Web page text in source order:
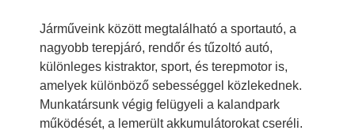
Járműveink között megtalálható a sportautó, a
nagyobb terepjáró, rendőr és tűzoltó autó,
különleges kistraktor, sport, és terepmotor is,
amelyek különböző sebességgel közlekednek.
Munkatársunk végig felügyeli a kalandpark
működését, a lemerült akkumulátorokat cseréli.